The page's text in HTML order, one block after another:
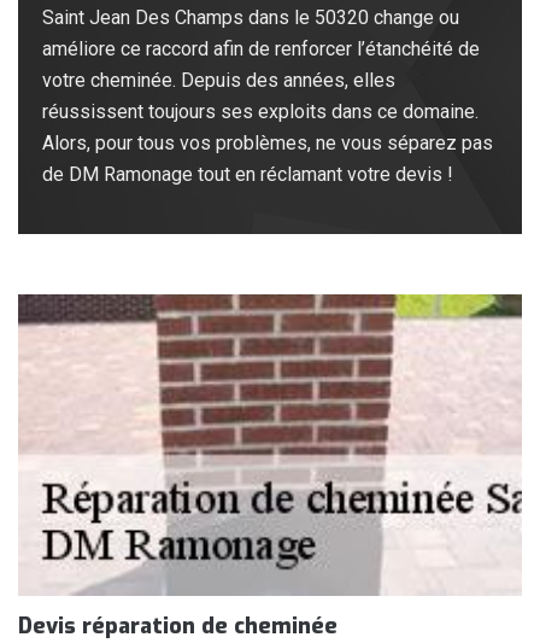
Saint Jean Des Champs dans le 50320 change ou
améliore ce raccord afin de renforcer l’étanchéité de
votre cheminée. Depuis des années, elles
réussissent toujours ses exploits dans ce domaine.
Alors, pour tous vos problèmes, ne vous séparez pas
de DM Ramonage tout en réclamant votre devis !
Devis réparation de cheminée